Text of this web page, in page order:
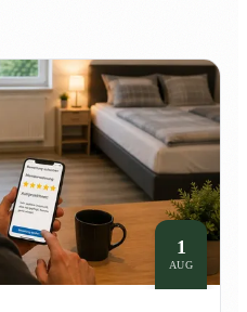
1
AUG